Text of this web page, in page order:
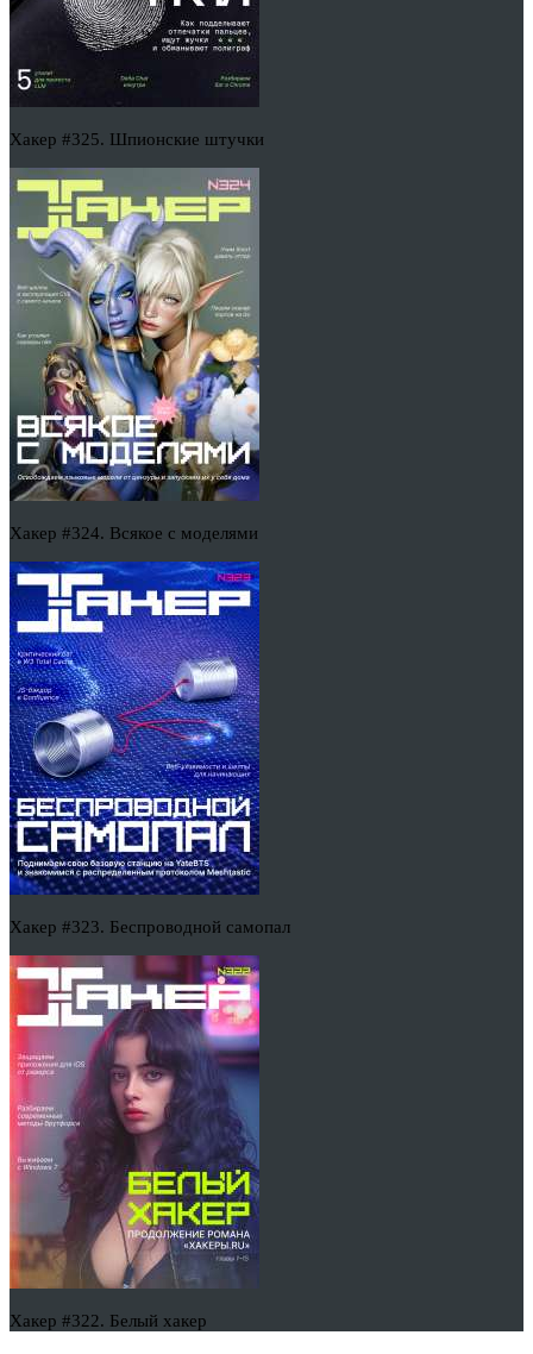
Хакер #325. Шпионские штучки
Хакер #324. Всякое с моделями
Хакер #323. Беспроводной самопал
Хакер #322. Белый хакер